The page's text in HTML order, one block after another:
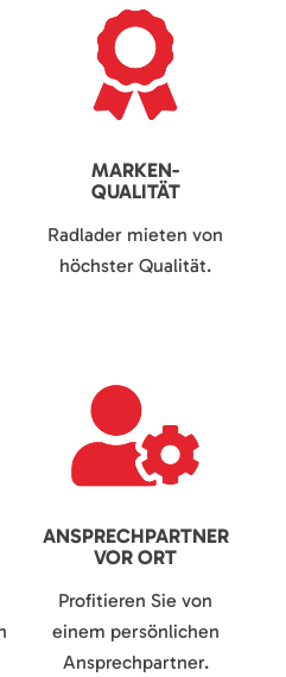
MARKEN-
QUALITÄT
Radlader mieten von
höchster Qualität.
ANSPRECHPARTNER
VOR ORT
Profitieren Sie von
einem persönlichen
Ansprechpartner.